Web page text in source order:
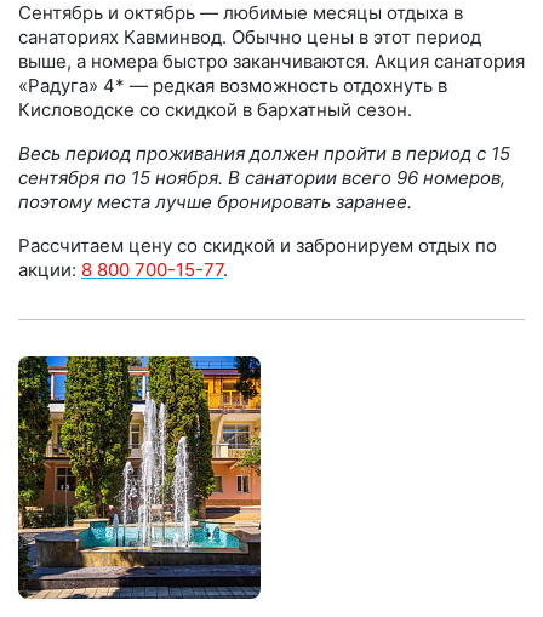
Сентябрь и октябрь — любимые месяцы отдыха в
санаториях Кавминвод. Обычно цены в этот период
выше, а номера быстро заканчиваются. Акция санатория
«Радуга» 4* — редкая возможность отдохнуть в
Кисловодске со скидкой в бархатный сезон.
Весь период проживания должен пройти в период с 15
сентября по 15 ноября. В санатории всего 96 номеров,
поэтому места лучше бронировать заранее.
Рассчитаем цену со скидкой и забронируем отдых по
акции: 8 800 700-15-77.